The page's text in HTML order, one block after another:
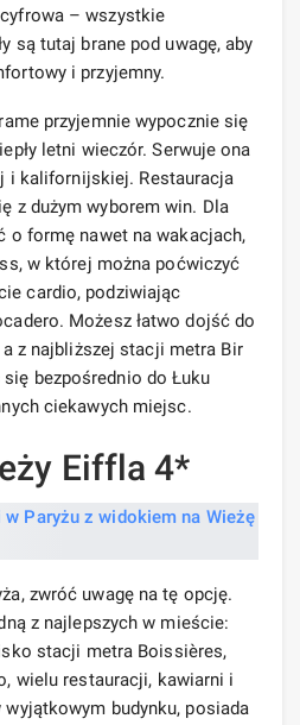
– wszystkie
są tutaj brane pod uwagę, aby
i przyjemny.
przyjemnie wypocznie się
letni wieczór. Serwuje ona
i kalifornijskiej. Restauracja
z dużym wyborem win. Dla
o formę nawet na wakacjach,
w której można poćwiczyć
cardio, podziwiając
Możesz łatwo dojść do
z najbliższej stacji metra Bir
bezpośrednio do Łuku
ciekawych miejsc.
Eiffla 4*
zwróć uwagę na tę opcję.
z najlepszych w mieście:
stacji metra Boissières,
wielu restauracji, kawiarni i
budynku, posiada